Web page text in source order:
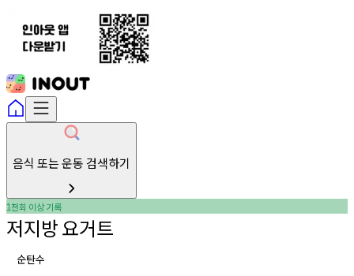
음식 또는 운동 검색하기
1천회 이상기록
저지방요거트
순탄수